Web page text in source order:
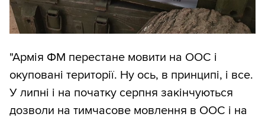
"Армія ФМ перестане мовити на ООС і
окуповані території. Ну ось, в принципі, і все.
У липні і на початку серпня закінчуються
дозволи на тимчасове мовлення в ООС і на